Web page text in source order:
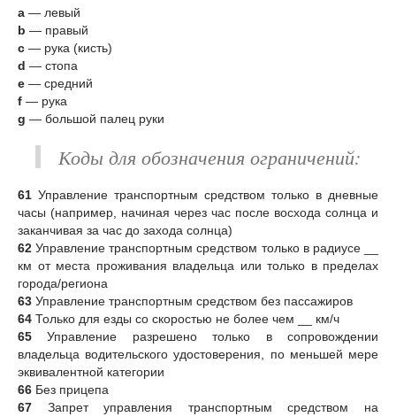
a — левый
b — правый
c — рука (кисть)
d — стопа
e — средний
f — рука
g — большой палец руки
Коды для обозначения ограничений:
61 Управление транспортным средством только в дневные
часы (например, начиная через час после восхода солнца и
заканчивая за час до захода солнца)
62 Управление транспортным средством только в радиусе __
км от места проживания владельца или только в пределах
города/региона
63 Управление транспортным средством без пассажиров
64 Только для езды со скоростью не более чем __ км/ч
65
Управление разрешено только в сопровождении
владельца водительского удостоверения, по меньшей мере
эквивалентной категории
66 Без прицепа
67
Запрет управления транспортным средством на